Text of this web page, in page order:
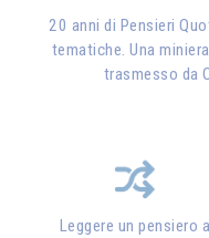
20 anni di Pensieri
tematiche. Una
trasmesso da
Leggere un pensiero a